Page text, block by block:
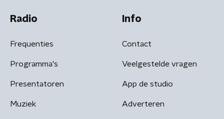
Radio
Frequenties
Programma's
Presentatoren
Muziek
Info
Contact
Veelgestelde vragen
App de studio
Adverteren